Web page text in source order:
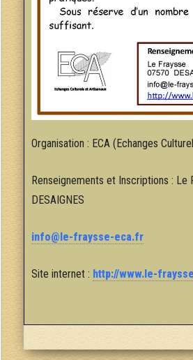
Organisation : ECA (Echanges
Renseignements et Inscriptions : Le
DESAIGNES
info@le-fraysse-eca.fr
Site internet : http://www.le-